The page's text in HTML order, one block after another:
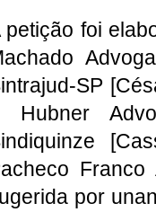
petição foi
SP
Hubner
por